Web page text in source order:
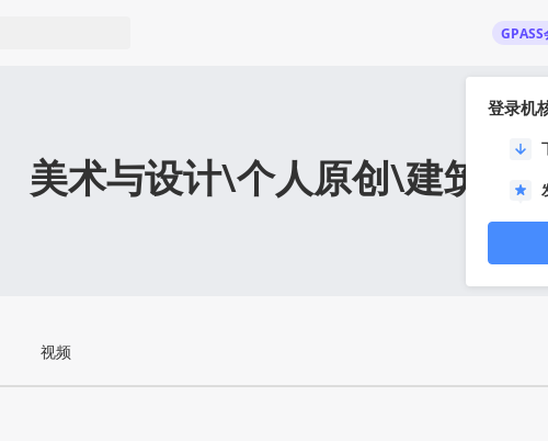
GPASS
登录机
美术与设计\个人原创\建筑/室
视频